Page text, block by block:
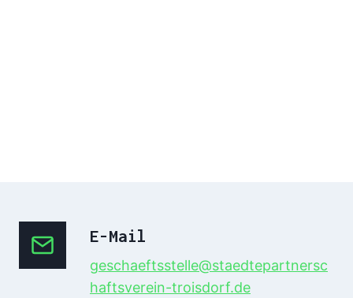
E-Mail
geschaeftsstelle@staedtepartnersc
haftsverein-troisdorf.de